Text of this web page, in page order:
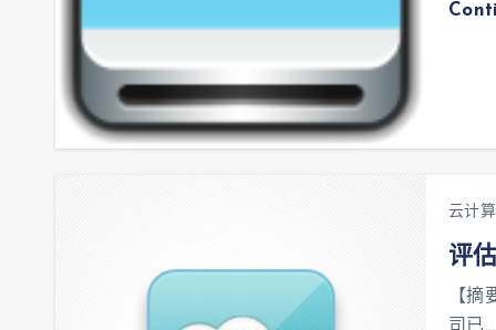
云计算
评
【
司已…